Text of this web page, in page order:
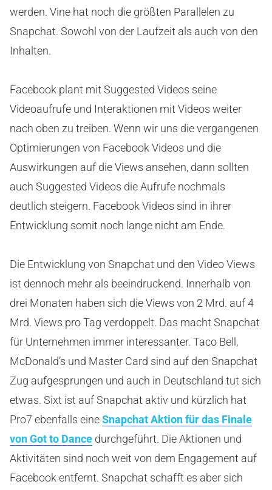
werden. Vine hat noch die größten Parallelen zu
Snapchat. Sowohl von der Laufzeit als auch von den
Inhalten.
Facebook plant mit Suggested Videos seine
Videoaufrufe und Interaktionen mit Videos weiter
nach oben zu treiben. Wenn wir uns die vergangenen
Optimierungen von Facebook Videos und die
Auswirkungen auf die Views ansehen, dann sollten
auch Suggested Videos die Aufrufe nochmals
deutlich steigern. Facebook Videos sind in ihrer
Entwicklung somit noch lange nicht am Ende.
Die Entwicklung von Snapchat und den Video Views
ist dennoch mehr als beeindruckend. Innerhalb von
drei Monaten haben sich die Views von 2 Mrd. auf 4
Mrd. Views pro Tag verdoppelt. Das macht Snapchat
für Unternehmen immer interessanter. Taco Bell,
McDonald’s und Master Card sind auf den Snapchat
Zug aufgesprungen und auch in Deutschland tut sich
etwas. Sixt ist auf Snapchat aktiv und kürzlich hat
Pro7 ebenfalls eineSnapchat Aktion für das Finale
von Got to Dance durchgeführt. Die Aktionen und
Aktivitäten sind noch weit von dem Engagement auf
Facebook entfernt. Snapchat schafft es aber sich